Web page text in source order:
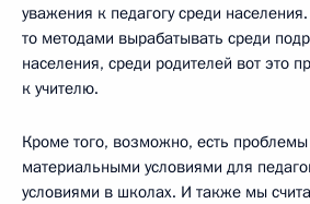
уважения к педагогу среди
то методами вырабатывать среди
населения, среди родителей вот это
к учителю.
Кроме того, возможно, есть
материальными условиями для
условиями в школах. И также мы